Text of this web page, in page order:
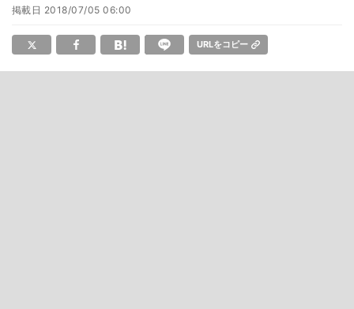
掲載日 2018/07/05 06:00
URLをコピー